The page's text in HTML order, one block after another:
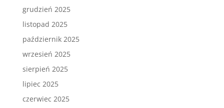
grudzień 2025
listopad 2025
październik 2025
wrzesień 2025
sierpień 2025
lipiec 2025
czerwiec 2025